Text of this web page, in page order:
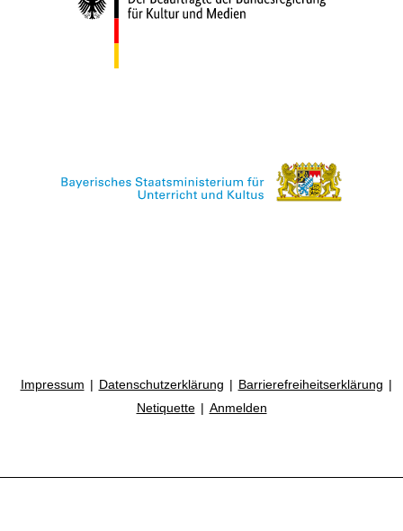
Impressum Datenschutzerklärung
Barrierefreiheitserklärung
Netiquette
Anmelden